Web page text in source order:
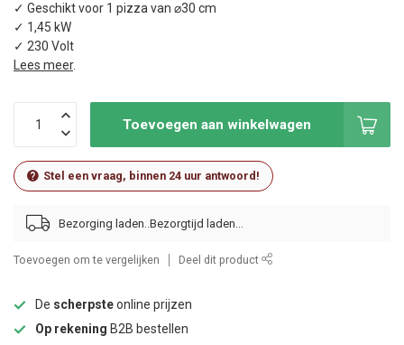
✓ Geschikt voor 1 pizza van ⌀30 cm
✓ 1,45 kW
✓ 230 Volt
Lees meer.
Toevoegen aan winkelwagen
Stel een vraag, binnen 24 uur antwoord!
Bezorging laden..
Toevoegen om te vergelijken Deel dit product
De scherpsteonline prijzen
Op rekening B2B bestellen